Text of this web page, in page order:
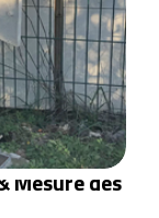
Mesure des